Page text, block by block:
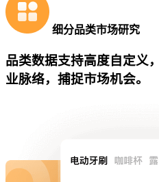
细分品类市场研究
品类数据支持高度自定义
业脉络，捕捉市场机会。